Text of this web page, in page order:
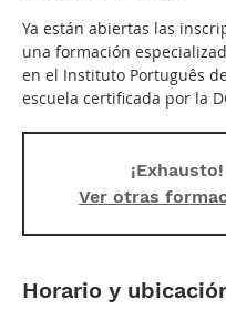
Ya están abiertas las
una formación
en el Instituto Português
escuela certificada por la
¡Exhausto!
Ver otras
Horario y